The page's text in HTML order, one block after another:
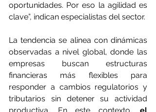
oportunidades. Por eso la agilidad es
clave”, indican especialistas del sector.
La tendencia se alinea con dinámicas
observadas a nivel global, donde las
empresas buscan estructuras
financieras más flexibles para
responder a cambios regulatorios y
tributarios sin detener su actividad